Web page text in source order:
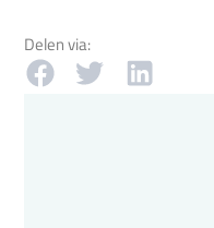
Delen via: